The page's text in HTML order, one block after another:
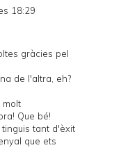
18:29
gràcies pel
de l'altra, eh?
molt
Que bé!
tant d'èxit
que ets